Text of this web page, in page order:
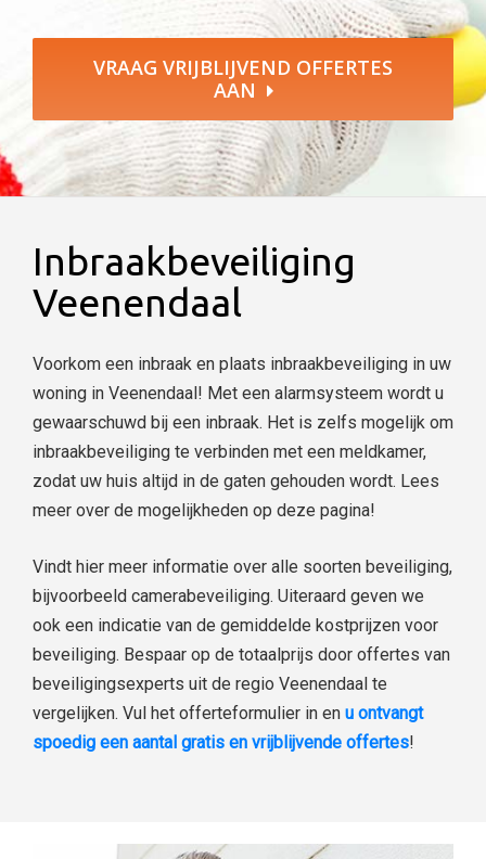
VRAAG VRIJBLIJVEND OFFERTES
AAN
Inbraakbeveiliging
Veenendaal
Voorkom een inbraak en plaats inbraakbeveiliging in uw
woning in Veenendaal! Met een alarmsysteem wordt u
gewaarschuwd bij een inbraak. Het is zelfs mogelijk om
inbraakbeveiliging te verbinden met een meldkamer,
zodat uw huis altijd in de gaten gehouden wordt. Lees
meer over de mogelijkheden op deze pagina!
Vindt hier meer informatie over alle soorten beveiliging,
bijvoorbeeld camerabeveiliging. Uiteraard geven we
ook een indicatie van de gemiddelde kostprijzen voor
beveiliging. Bespaar op de totaalprijs door offertes van
beveiligingsexperts uit de regio Veenendaal te
vergelijken. Vul het offerteformulier in en u ontvangt
spoedig een aantal gratis en vrijblijvende offertes!